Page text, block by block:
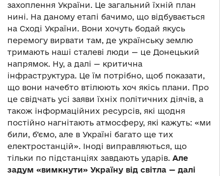
захоплення України. Це загальний їхній план
нині. На даному етапі бачимо, що відбувається
на Сході України. Вони хочуть бодай якусь
перемогу вирвати там, де українську землю
тримають наші сталеві люди — це Донецький
напрямок. Ну, а далі — критична
інфраструктура. Це їм потрібно, щоб показати,
що вони начебто втілюють хоч якісь плани. Про
це свідчать усі заяви їхніх політичних діячів, а
також інформаційних ресурсів, які щодня
постійно нагнітають атмосферу, які кажуть: «ми
били, б’ємо, але в Україні багато ще тих
електростанцій». Іноді виправляються, що
тільки по підстанціях завдають ударів. Але
задум «вимкнути» Україну від світла — далі